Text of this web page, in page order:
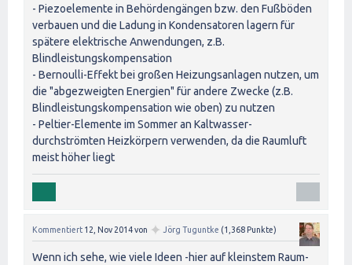
- Piezoelemente in Behördengängen bzw. den Fußböden
verbauen und die Ladung in Kondensatoren lagern für
spätere elektrische Anwendungen, z.B.
Blindleistungskompensation
- Bernoulli-Effekt bei großen Heizungsanlagen nutzen, um
die "abgezweigten Energien" für andere Zwecke (z.B.
Blindleistungskompensation wie oben) zu nutzen
- Peltier-Elemente im Sommer an Kaltwasser-
durchströmten Heizkörpern verwenden, da die Raumluft
meist höher liegt
Kommentiert 12, Nov 2014von ✦ Jörg Tuguntke (1,368 Punkte)
Wenn ich sehe, wie viele Ideen -hier auf kleinstem Raum-